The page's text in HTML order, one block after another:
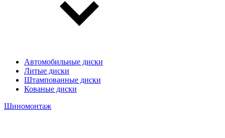
Автомобильные диски
Литые диски
Штампованные диски
Кованые диски
Шиномонтаж